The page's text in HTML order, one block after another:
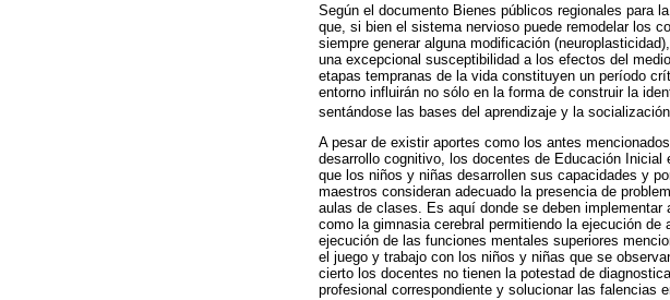
Según el documento Bienes públicos regionales para
que, si bien el sistema nervioso puede remodelar los
siempre generar alguna modificación
una excepcional susceptibilidad a los efectos del
etapas tempranas de la vida constituyen un período
entorno influirán no sólo en la forma de construir la
sentándose las bases del aprendizaje y la
A pesar de existir aportes como los antes
desarrollo cognitivo, los docentes de Educación
que los niños y niñas desarrollen sus capacidades y
maestros consideran adecuado la presencia de
aulas de clases. Es aquí donde se deben
como la gimnasia cerebral permitiendo la ejecución
ejecución de las funciones mentales superiores
el juego y trabajo con los niños y niñas que se
cierto los docentes no tienen la potestad de
profesional correspondiente y solucionar las falencias